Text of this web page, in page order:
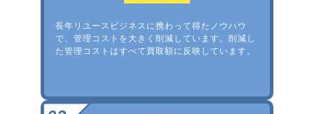
長年リユースビジネスに携わって得たノウハウ
で、管理コストを大きく削減しています。削減し
た管理コストはすべて買取額に反映しています。